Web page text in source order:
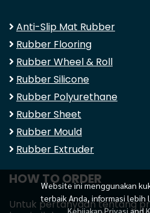
Website ini menggunakan
terbaik Anda, informasi lebih
Kebijakan Privasi and
Anti-Slip Mat Rubber
Rubber Flooring
Rubber Wheel & Roll
Rubber Silicone
Rubber Polyurethane
Rubber Sheet
Rubber Mould
Rubber Extruder
HOW TO ORDER
Untuk pertanyaan tentang